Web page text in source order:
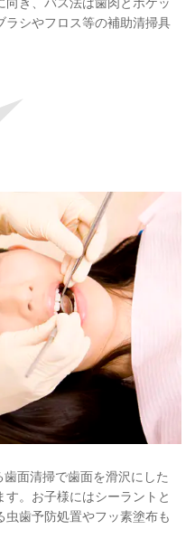
ラシやフロス等の補助清掃具
面清掃で歯面を滑沢にした
す。お子様にはシーラントと
歯予防処置やフッ素塗布も